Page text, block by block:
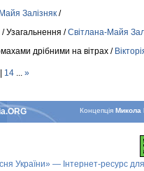
Залiзняк /
/ Узагальнення /Свiтлана-Майя
дрібними на вітрах /
| 14 »
КонцепцiяМикола
України» — Інтернет-ресурс